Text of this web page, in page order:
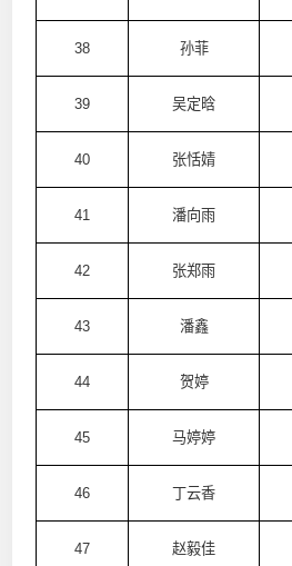
38 孙菲
39 吴定晗
40 张恬婧
41 潘向雨
42 张郑雨
43 潘鑫
44 贺婷
45 马婷婷
46 丁云香
47 赵毅佳